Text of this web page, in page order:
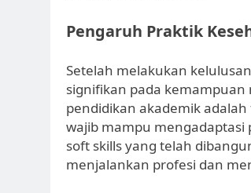
Pengaruh Praktik
Setelah melakukan
signifikan pada
pendidikan akademik
wajib mampu
soft skills yang telah
menjalankan profesi dan